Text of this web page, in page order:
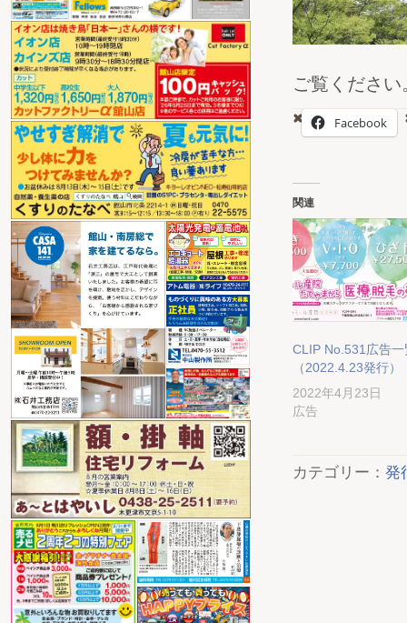
ご覧くださ
Facebook
関連
CLIP No.531広告一
（2022.4.23発行）
2022年4月23日
広告
カテゴリー： 発